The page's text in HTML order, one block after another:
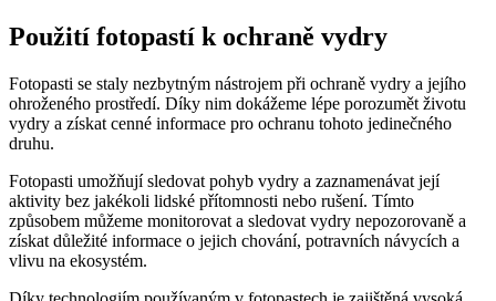
Použití fotopastí k ochraně vydry
Fotopasti se staly nezbytným nástrojem při ochraně vydry a jejího
ohroženého prostředí. Díky nim dokážeme lépe porozumět životu
vydry a získat cenné informace pro ochranu tohoto jedinečného
druhu.
Fotopasti umožňují sledovat pohyb vydry a zaznamenávat její
aktivity bez jakékoli lidské přítomnosti nebo rušení. Tímto
způsobem můžeme monitorovat a sledovat vydry nepozorovaně a
získat důležité informace o jejich chování, potravních návycích a
vlivu na ekosystém.